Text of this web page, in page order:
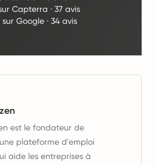
Capterra ·37 avis
Google· 34 avis
est le fondateur de
plateforme d'emploi
aide les entreprises à